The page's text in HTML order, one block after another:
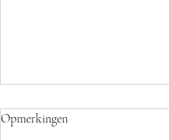
Opmerkingen